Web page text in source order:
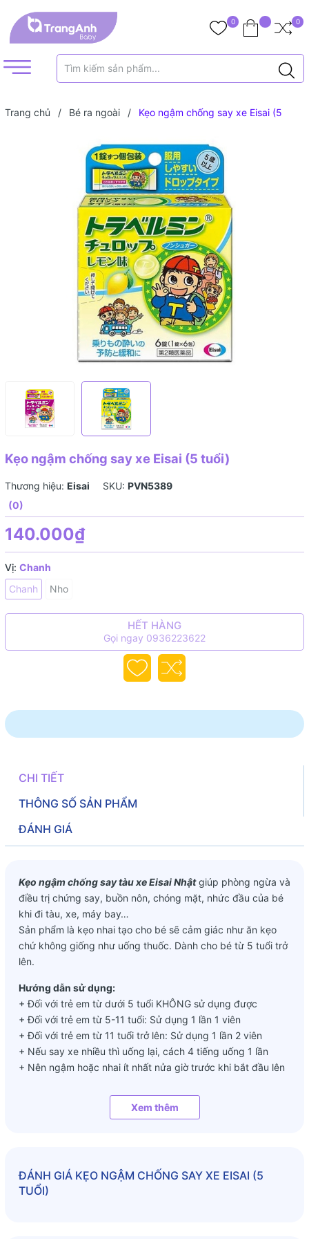
0 0
Trang chủ / Bé ra ngoài /
Kẹo ngậm chống say xe Eisai (5
Kẹo ngậm chống say xe Eisai (5 tuổi)
Thương hiệu: Eisai SKU: PVN5389
(0)
140.000₫
Vị: Chanh
Chanh
Nho
HẾT HÀNG
Gọi ngay 0936223622
CHI TIẾT
THÔNG SỐ SẢN PHẨM
ĐÁNH GIÁ
Kẹo ngậm chống say tàu xe Eisai Nhậtgiúp phòng ngừa và
điều trị chứng say, buồn nôn, chóng mặt, nhức đầu của bé
khi đi tàu, xe, máy bay…
Sản phẩm là kẹo nhai tạo cho bé sẽ cảm giác như ăn kẹo
chứ không giống như uống thuốc. Dành cho bé từ 5 tuổi trở
lên.
Hướng dẫn sử dụng:
+ Đối với trẻ em từ dưới 5 tuổi KHÔNG sử dụng được
+ Đối với trẻ em từ 5-11 tuổi: Sử dụng 1 lần 1 viên
+ Đối với trẻ em từ 11 tuổi trở lên: Sử dụng 1 lần 2 viên
+ Nếu say xe nhiều thì uống lại, cách 4 tiếng uống 1 lần
+ Nên ngậm hoặc nhai ít nhất nửa giờ trước khi bắt đầu lên
Xem thêm
ĐÁNH GIÁ KẸO NGẬM CHỐNG SAY XE EISAI (5
TUỔI)